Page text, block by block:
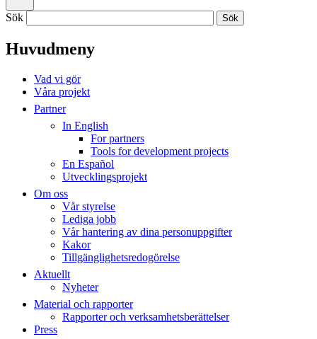
Sök
Huvudmeny
Vad vi gör
Våra projekt
Partner
In English
For partners
Tools for development projects
En Español
Utvecklingsprojekt
Om oss
Vår styrelse
Lediga jobb
Vår hantering av dina personuppgifter
Kakor
Tillgänglighetsredogörelse
Aktuellt
Nyheter
Material och rapporter
Rapporter och verksamhetsberättelser
Press